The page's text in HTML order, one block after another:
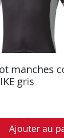
manches
gris
Ajouter au